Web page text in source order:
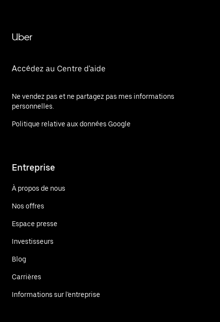
Uber
Accédez au Centre d'aide
Ne vendez pas et ne partagez pas mes informations
personnelles.
Politique relative aux données Google
Entreprise
À propos de nous
Nos offres
Espace presse
Investisseurs
Blog
Carrières
Informations sur l'entreprise